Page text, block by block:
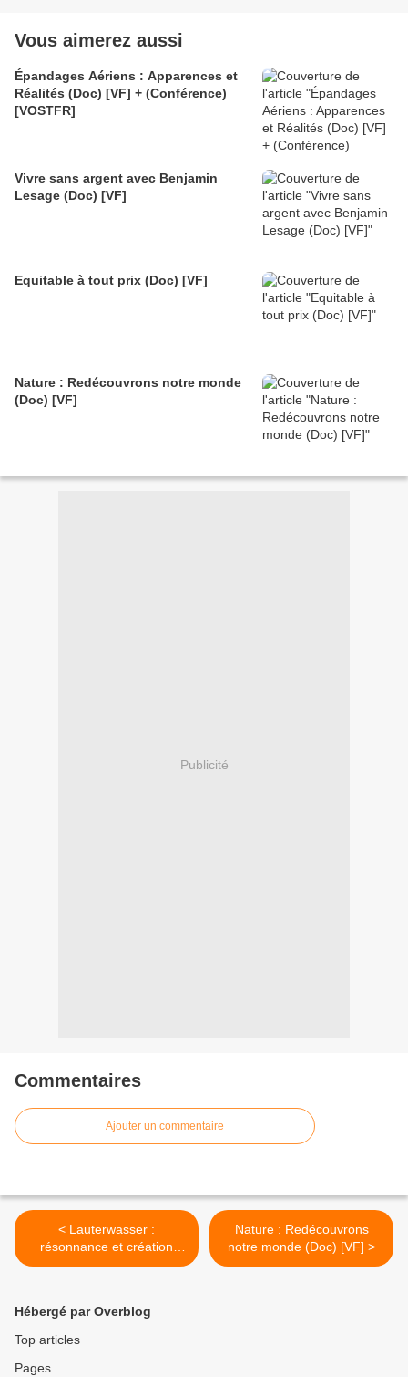
Vous aimerez aussi
Épandages Aériens : Apparences et
Réalités (Doc) [VF] + (Conférence)
[VOSTFR]
Vivre sans argent avec Benjamin
Lesage (Doc) [VF]
Equitable à tout prix (Doc) [VF]
Nature : Redécouvrons notre monde
(Doc) [VF]
Publicité
Commentaires
Ajouter un commentaire
< Lauterwasser :
résonnance et création
(Doc) [VF]
Nature : Redécouvrons
notre monde (Doc) [VF] >
Hébergé par Overblog
Top articles
Pages